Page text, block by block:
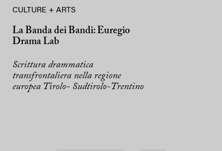
CULTURE + ARTS
La Banda dei Bandi: Euregio
Drama Lab
Scrittura drammatica
transfrontaliera nella regione
europea Tirolo- Sudtirolo-Trentino